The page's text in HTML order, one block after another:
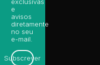
e
avisos
diretamente
no seu
e-mail.
Subscrever